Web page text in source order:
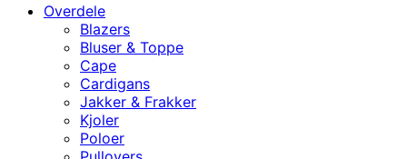
Overdele
Blazers
Bluser & Toppe
Cape
Cardigans
Jakker & Frakker
Kjoler
Poloer